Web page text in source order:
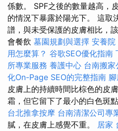
係數。 SPF之後的數量越高，
的情況下暴露於陽光下。 這取
譜，與未受保護的皮膚相比，
會餐飲 墓園規劃與選擇 安養院
用怎麼算？ 谷歌SEO優化指南
所專業服務 養護中心 台南搬家
化On-Page SEO的完整指南
皮膚上的持續時間比棕色的皮
霜，但它留下了最小的白色斑
台北推拿按摩 台南清潔公司專
膩，在皮膚上感覺不重。 居家